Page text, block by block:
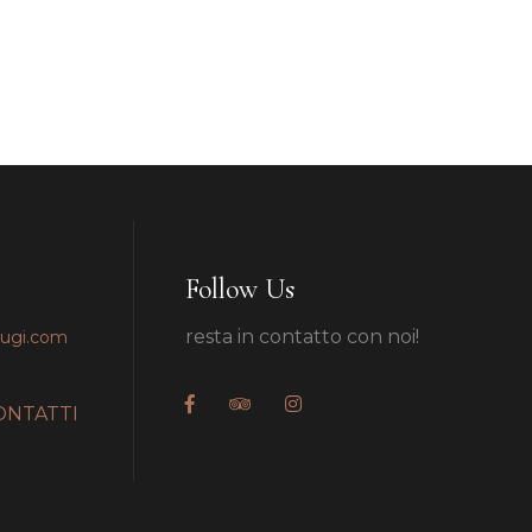
Follow Us
resta in contatto con noi!